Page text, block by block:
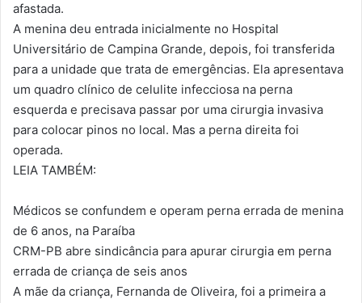
afastada.
A menina deu entrada inicialmente no Hospital
Universitário de Campina Grande, depois, foi transferida
para a unidade que trata de emergências. Ela apresentava
um quadro clínico de celulite infecciosa na perna
esquerda e precisava passar por uma cirurgia invasiva
para colocar pinos no local. Mas a perna direita foi
operada.
LEIA TAMBÉM:
Médicos se confundem e operam perna errada de menina
de 6 anos, na Paraíba
CRM-PB abre sindicância para apurar cirurgia em perna
errada de criança de seis anos
A mãe da criança, Fernanda de Oliveira, foi a primeira a